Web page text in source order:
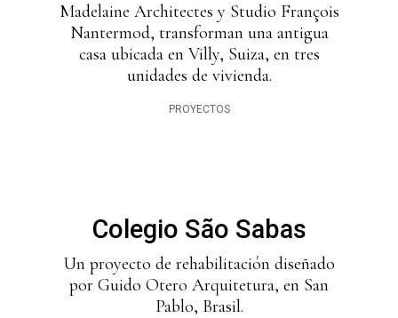
Madelaine Architectes y Studio François
Nantermod, transforman una antigua
casa ubicada en Villy, Suiza, en tres
unidades de vivienda.
PROYECTOS
Colegio São Sabas
Un proyecto de rehabilitación diseñado
por Guido Otero Arquitetura, en San
Pablo, Brasil.